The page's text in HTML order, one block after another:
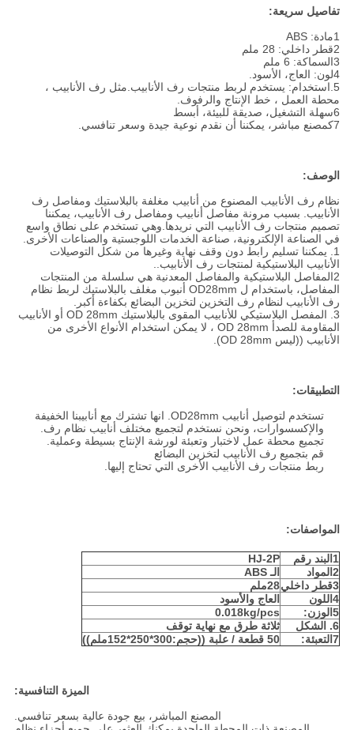
تفاصيل سريعة:
1مادة: ABS
2قطر داخلي: 28 ملم
3السماكة: 6 ملم
4لون: العاج، الأسود.
5.استخدام: يستخدم لربط منتجات رف الأنابيب.مثل رف الأنابيب ،
محطة العمل ، خط الإنتاج والرفوف.
6سهلة التشغيل، صديقة للبيئة، أبسط
7كمصنع مباشر، يمكننا أن نقدم نوعية جيدة وسعر تنافسي.
الوصف:
نظام رف الأنابيب المصنوع من أنابيب مغلفة بالبلاستيك ومفاصل رف
الأنابيب. بسبب مرونة مفاصل أنابيب ومفاصل رف الأنابيب، يمكننا
تصميم منتجات رف الأنابيب التي نريدها.وهي تستخدم على نطاق واسع
في الصناعة الإلكترونية، صناعة الخدمات اللوجستية والصناعات الأخرى.
1. يمكننا تسليم رابط دون وقف نهاية وغيرها من شكل التوصيلات
الأنابيب البلاستيكية لمنتجات رف الأنابيب..
2المفاصل البلاستيكية والمفاصل المعدنية هي سلسلة من المنتجات
المفاصل، باستخدام ل OD28mm أنبوب مغلف بالبلاستيك لربط نظام
رف الأنابيب لنظام رف التخزين لتخزين البضائع بكفاءة أكبر.
3. المفصل البلاستيكي للأنابيب المقوى بالبلاستيك OD 28mm أو الأنابيب
المقاومة للصدأ OD 28mm ، لا يمكن استخدام الأنواع الأخرى من
الأنابيب ((ليس OD 28mm).
التطبيقات:
تستخدم لتوصيل أنابيب OD28mm. انها تشترك مع أنابيبنا الخفيفة
والإكسسوارات، ونحن نستخدم لتجميع مختلف أنابيب نظام رف.
تجميع محطة عمل لاختبار وتعبئة لورشة الإنتاج بسيطة وعملية.
قم بتجميع رف الأنابيب لتخزين البضائع
ربط منتجات رف الأنابيب الأخرى التي تحتاج إليها.
المواصفات:
1البند رقم
HJ-2P
2المواد
الـ ABS
3قطر داخلي
28ملم
4اللون
العاج والأسود
5الوزن:
0.018kg/pcs
6. الشكل
ثلاثة طرق مع نهاية توقف
7التعبئة:
50 قطعة / علبة ((حجم:300*250*152ملم))
الميزة التنافسية:
المصنع المباشر، بيع جودة عالية بسعر تنافسي.